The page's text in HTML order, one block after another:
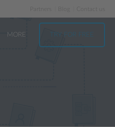
Partners
MORE TRY FOR FREE